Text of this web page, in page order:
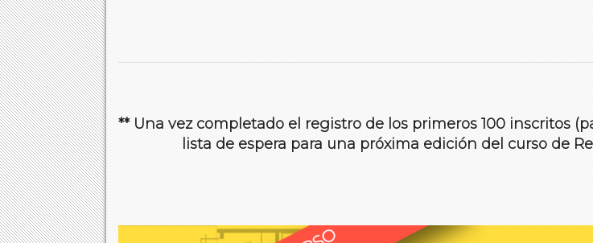
** Una vez completado el registro de los primeros 100 inscritos
lista de espera para una próxima edición del curso de